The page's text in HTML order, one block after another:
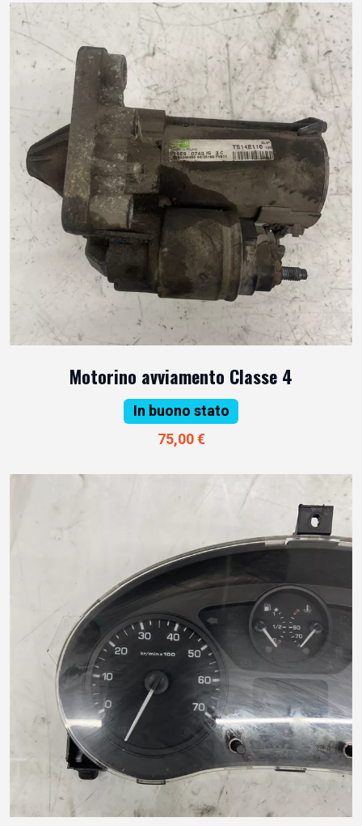
Motorino avviamento Classe 4
In buono stato
75,00 €